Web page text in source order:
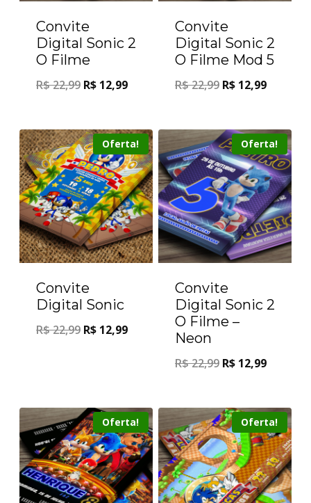
Convite
Digital Sonic 2
O Filme
R$22,99 R$ 12,99
Convite
Digital Sonic 2
O Filme Mod 5
R$22,99 R$ 12,99
Oferta!
Convite
Digital Sonic
R$22,99 R$ 12,99
Oferta!
Convite
Digital Sonic 2
O Filme –
Neon
R$22,99 R$ 12,99
Oferta! Oferta!